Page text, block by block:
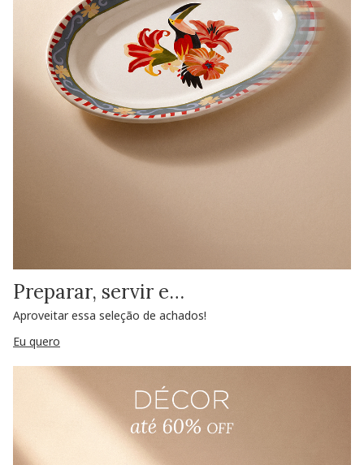
Preparar, servir e…
Aproveitar essa seleção de achados!
Eu quero